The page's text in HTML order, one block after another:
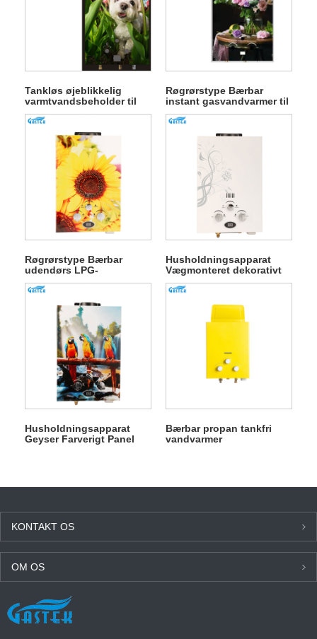
Tankløs øjeblikkelig
varmtvandsbeholder til
badning
Røgrørstype Bærbar
instant gasvandvarmer til
udendørs camping
Røgrørstype Bærbar
udendørs LPG-
gasvandvarmer til
badning
Husholdningsapparat
Vægmonteret dekorativt
panel Gas
varmtvandsbeholder
Husholdningsapparat
Geyser Farverigt Panel
Bærbar propan tankfri
vandvarmer
KONTAKT OS
OM OS
SENESTE NYT